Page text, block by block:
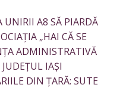
UNIRII A8 SĂ PIARDĂ
„HAI CĂ SE
ADMINISTRATIVĂ
IAȘI
DIN ȚARĂ: SUTE